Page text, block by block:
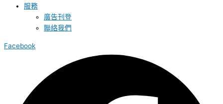
服務
廣告刊登
聯絡我們
Facebook